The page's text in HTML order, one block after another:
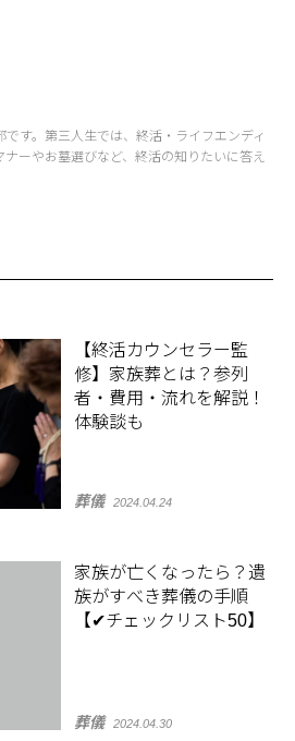
です。第三人生では、終活・ライフエンディ
ナーやお墓選びなど、終活の知りたいに答え
【終活カウンセラー監
修】家族葬とは？参列
者・費用・流れを解説！
体験談も
葬儀 2024.04.24
家族が亡くなったら？遺
族がすべき葬儀の手順
【✔チェックリスト50】
葬儀 2024.04.30